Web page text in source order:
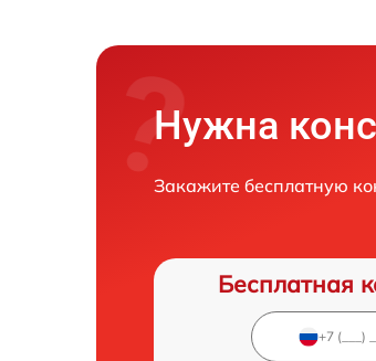
Нужна
Закажите бесплатную
Бесплатная